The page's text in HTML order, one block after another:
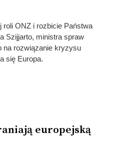
ONZ i rozbicie Państwa
Szijjarto, ministra spraw
na rozwiązanie kryzysu
się Europa.
europejską